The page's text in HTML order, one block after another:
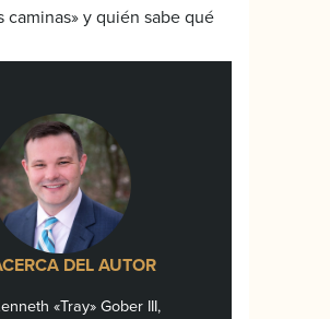
caminas» y quién sabe qué
DEL AUTOR
«Tray» Gober III,